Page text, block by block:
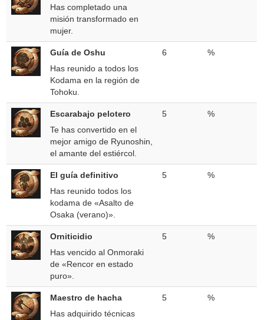
Has completado una
misión transformado en
mujer.
Guía de Oshu
Has reunido a todos los
Kodama en la región de
Tohoku.
6 %
Escarabajo pelotero
Te has convertido en el
mejor amigo de Ryunoshin,
el amante del estiércol.
5 %
El guía definitivo
Has reunido todos los
kodama de «Asalto de
Osaka (verano)».
5 %
Orniticidio
Has vencido al Onmoraki
de «Rencor en estado
puro».
5 %
Maestro de hacha
Has adquirido técnicas
5 %